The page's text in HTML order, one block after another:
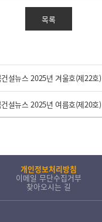
정행위 신고센터
전 불법건축자재신고
지 요청제
장
계약 현황
징계현황
반신고센터
목록
설뉴스 2025년 겨울호(제22호)
설뉴스 2025년 여름호(제20호)
개인정보처리방침
이메일 무단수집거부
찾아오시는 길